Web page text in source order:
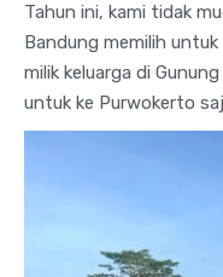
Tahun ini, kami tidak
Bandung memilih
milik keluarga di
untuk ke Purwokerto